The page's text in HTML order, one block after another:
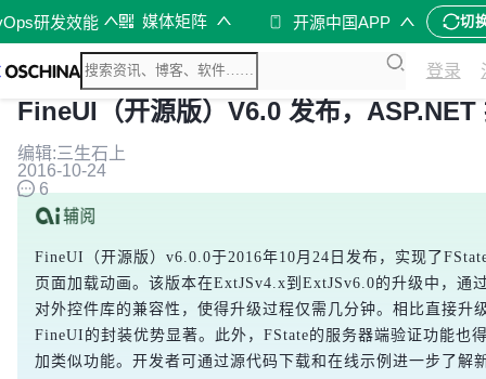
研发效能 媒体矩阵 开源中国APP 切
登录
FineUI（开源版）V6.0 发布，ASP.NET
编辑:三生石上
2016-10-24
6
FineUI（开源版）v6.0.0于2016年10月24日发布，实现了
页面加载动画。该版本在ExtJSv4.x到ExtJSv6.0的升级中，通
对外控件库的兼容性，使得升级过程仅需几分钟。相比直接升
FineUI的封装优势显著。此外，FState的服务器端验证功能也
加类似功能。开发者可通过源代码下载和在线示例进一步了解